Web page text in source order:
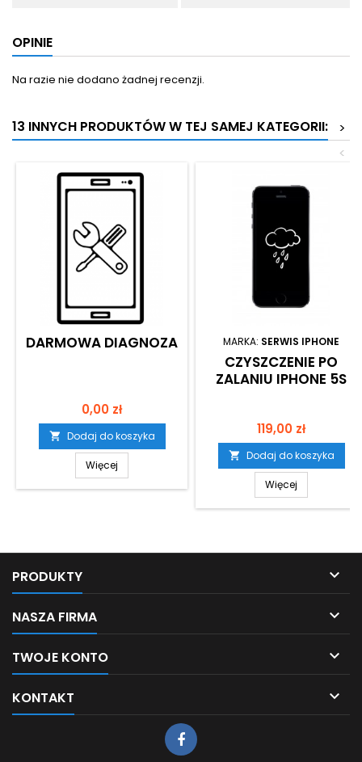
OPINIE
Na razie nie dodano żadnej recenzji.
13 INNYCH PRODUKTÓW W TEJ SAMEJ KATEGORII:
>
<
DARMOWA DIAGNOZA
Cena
0,00 zł
 Dodaj do koszyka
Więcej
MARKA: SERWIS IPHONE
CZYSZCZENIE PO
ZALANIU IPHONE 5S
Cena
119,00 zł
 Dodaj do koszyka
Więcej
PRODUKTY 
NASZA FIRMA 
TWOJE KONTO 
KONTAKT 